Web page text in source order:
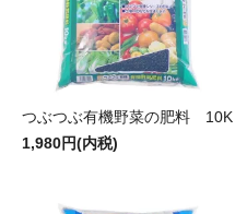
つぶつぶ有機野菜の肥料 10K
1,980円(内税)